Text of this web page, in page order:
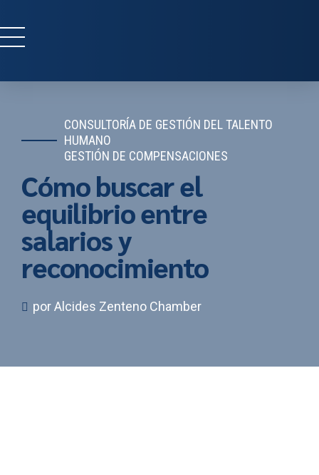
CONSULTORÍA DE GESTIÓN DEL TALENTO
HUMANO
GESTIÓN DE COMPENSACIONES
Cómo buscar el
equilibrio entre
salarios y
reconocimiento
por Alcides Zenteno Chamber